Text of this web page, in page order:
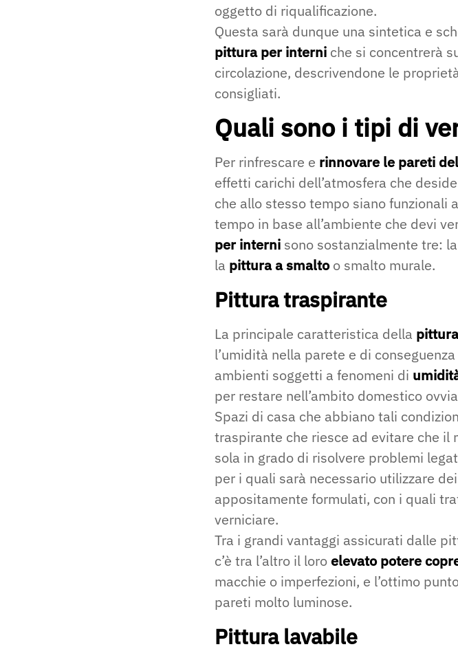
oggetto di riqualificazione.
Questa sarà dunque una sintetica e
pittura per interni che si concentrerà
circolazione, descrivendone le
consigliati.
Quali sono i tipi di
Per rinfrescare e rinnovare le pareti
effetti carichi dell’atmosfera che
che allo stesso tempo siano funzionali
tempo in base all’ambiente che devi
per interni sono sostanzialmente tre: la
la pittura a smaltoo smalto murale.
Pittura traspirante
La principale caratteristica della
l’umidità nella parete e di
ambienti soggetti a fenomeni di
per restare nell’ambito domestico
Spazi di casa che abbiano tali
traspirante che riesce ad evitare che il
sola in grado di risolvere problemi
per i quali sarà necessario utilizzare
appositamente formulati, con i quali
verniciare.
Tra i grandi vantaggi assicurati dalle
c’è tra l’altro il loroelevato potere
macchie o imperfezioni, e l’ottimo
pareti molto luminose.
Pittura lavabile